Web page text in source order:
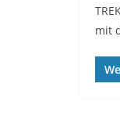
mit